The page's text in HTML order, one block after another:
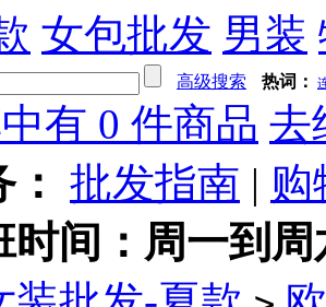
女包批发 男装
高级搜索 热词：
有 0 件商品 去
批发指南 | 购
时间：周一到